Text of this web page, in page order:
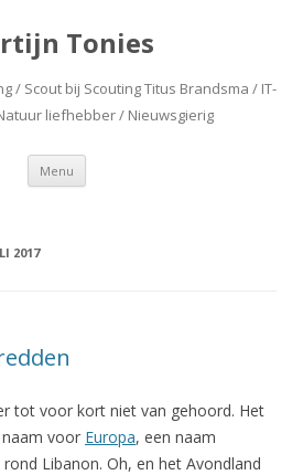
Tonies
/ Scout bij Scouting Titus Brandsma / IT-
liefhebber / Nieuwsgierig
Menu Spring naar de inhoud
2017
tot voor kort niet van gehoord. Het
voor Europa, een naam
Libanon. Oh, en het Avondland